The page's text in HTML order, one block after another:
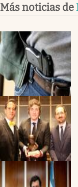
Más noticias de